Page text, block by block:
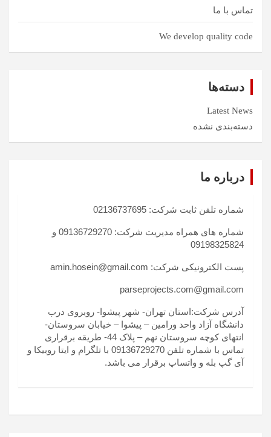
تماس با ما
We develop quality code
دسته‌ها
Latest News
دسته‌بندی نشده
درباره ما
شماره تلفن ثابت شرکت: 02136737695
شماره های همراه مدیریت شرکت: 09136729270 و
09198325824
پست الکترونیکی شرکت: amin.hosein@gmail.com
parseprojects.com@gmail.com
آدرس شرکت:استان تهران- شهر پیشوا- روبروی درب
دانشگاه آزاد واحد ورامین – پیشوا – خیابان سروستان-
انتهای کوچه سروستان نهم – پلاک 44- طریقه برقراری
تماس با شماره تلفن 09136729270 با تلگرام و ایتا روبیکا و
آی گپ بله و واتساپ برقرار می باشد.